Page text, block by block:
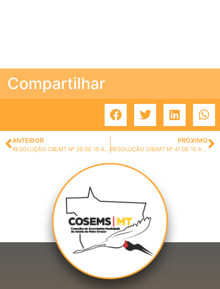
Compartilhar
ANTERIOR
RESOLUÇÃO CIB/MT Nº 39 DE 15 ABRIL DE 2021.
PRÓXIMO
RESOLUÇÃO CIB/MT Nº 41 DE 15 ABRIL DE 2021.